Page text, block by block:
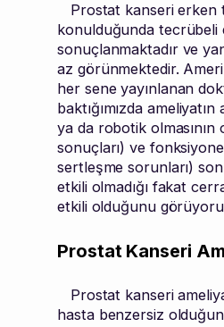
Prostat kanseri erken
konulduğunda tecrübeli
sonuçlanmaktadır ve
az görünmektedir.
her sene yayınlanan
baktığımızda
ya da robotik
sonuçları) ve
sertleşme sorunları)
etkili olmadığı fakat
etkili olduğunu
Prostat Kanseri
Prostat kanseri
hasta benzersiz